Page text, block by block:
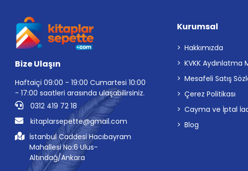
Bize Ulaşın
Haftaiçi 09:00 - 19:00 Cumartesi 10:00
- 17:00 saatleri arasında ulaşabilirsiniz.
0312 419 72 18
kitaplarsepette@gmail.com
İstanbul Caddesi Hacıbayram
Mahallesi No:6 Ulus-
Altındağ/Ankara
Kurumsal
Hakkımızda
KVKK Aydınlatma
Mesafeli Satış
Çerez Politikası
Cayma ve İptal
Blog